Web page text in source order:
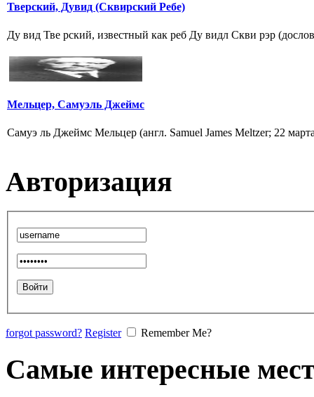
Тверский, Дувид (Сквирский Ребе)
Мельцер, Самуэль Джеймс
Самуэ ль Джеймс Мельцер (англ. Samuel James Meltzer; 22
Авторизация
forgot password? Register Remember Me?
Самые интересные